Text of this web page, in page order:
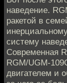
наведение.
ракетой в
систему
Современная
RGM/UGM-
двигателем и